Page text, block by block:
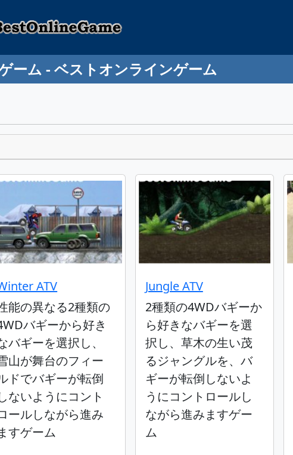
ーム - ベストオンラインゲーム
ATV
能の異なる2種類の
バギーから好き
バギーを選択し、
山が舞台のフィー
ドでバギーが転倒
ないようにコント
ールしながら進み
すゲーム
Jungle ATV
2種類の4WDバギーか
ら好きなバギーを選
択し、草木の生い茂
るジャングルを、バ
ギーが転倒しないよ
うにコントロールし
ながら進みますゲー
ム